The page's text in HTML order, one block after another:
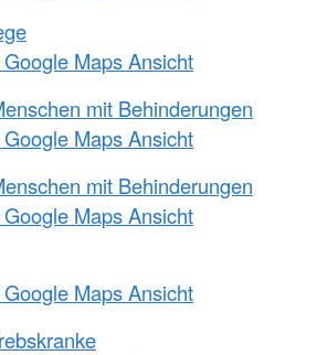
Maps Ansicht
mit Behinderungen
Maps Ansicht
mit Behinderungen
Maps Ansicht
Maps Ansicht